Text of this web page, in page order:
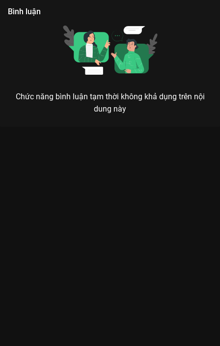
Bình luận
Chức năng bình luận tạm thời không khả dụng trên nội
dung này